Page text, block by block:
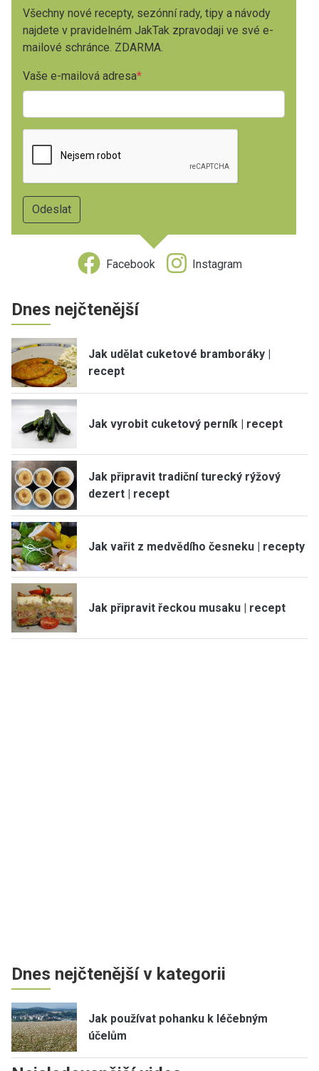
Všechny nové recepty, sezónní rady, tipy a návody
najdete v pravidelném JakTak zpravodaji ve své e-
mailové schránce. ZDARMA.
Vaše e-mailová adresa
Facebook Instagram
Dnes nejčtenější
Jak udělat cuketové bramboráky |
recept
Jak vyrobit cuketový perník | recept
Jak připravit tradiční turecký rýžový
dezert | recept
Jak vařit z medvědího česneku | recepty
Jak připravit řeckou musaku | recept
Dnes nejčtenější v kategorii
Jak používat pohanku k léčebným
účelům